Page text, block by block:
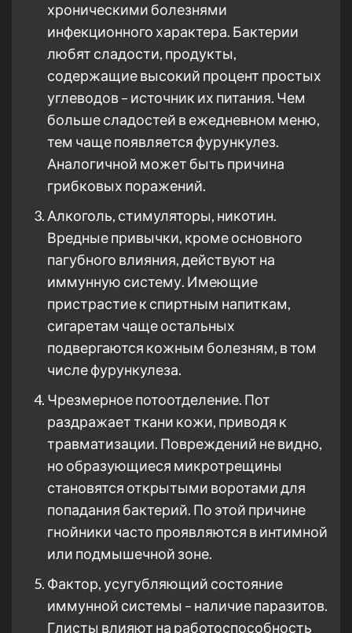
хроническими болезнями
инфекционного характера. Бактерии
любят сладости, продукты,
содержащие высокий процент простых
углеводов – источник их питания. Чем
больше сладостей в ежедневном меню,
тем чаще появляется фурункулез.
Аналогичной может быть причина
грибковых поражений.
Алкоголь, стимуляторы, никотин.
Вредные привычки, кроме основного
пагубного влияния, действуют на
иммунную систему. Имеющие
пристрастие к спиртным напиткам,
сигаретам чаще остальных
подвергаются кожным болезням, в том
числе фурункулеза.
Чрезмерное потоотделение. Пот
раздражает ткани кожи, приводя к
травматизации. Повреждений не видно,
но образующиеся микротрещины
становятся открытыми воротами для
попадания бактерий. По этой причине
гнойники часто проявляются в интимной
или подмышечной зоне.
Фактор, усугубляющий состояние
иммунной системы – наличие паразитов.
Глисты влияют на работоспособность